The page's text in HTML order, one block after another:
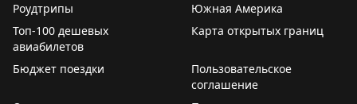
Роудтрипы
Южная Америка
Топ-100 дешевых
авиабилетов
Карта открытых границ
Бюджет поездки
Пользовательское
соглашение